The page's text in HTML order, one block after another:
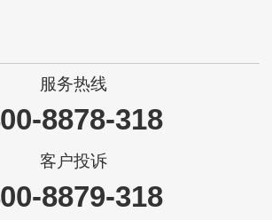
服务热线
8878-318
客户投诉
8879-318